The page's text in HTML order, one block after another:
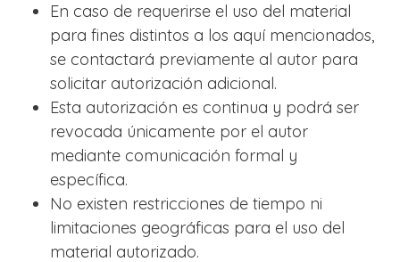
En caso de requerirse el uso del material
para fines distintos a los aquí mencionados,
se contactará previamente al autor para
solicitar autorización adicional.
Esta autorización es continua y podrá ser
revocada únicamente por el autor
mediante comunicación formal y
específica.
No existen restricciones de tiempo ni
limitaciones geográficas para el uso del
material autorizado.